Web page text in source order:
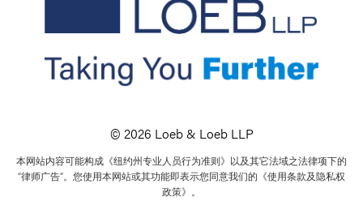
© 2026 Loeb & Loeb LLP
本网站内容可能构成《纽约州专业人员行为准则》以及其它法域之法律项下的
“律师广告”。您使用本网站或其功能即表示您同意我们的《使用条款及隐私权
政策》。